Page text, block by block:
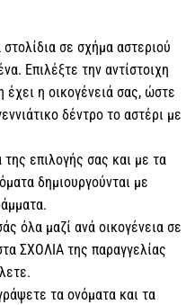
σε σχήμα αστεριού
Επιλέξτε την αντίστοιχη
η οικογένειά σας, ώστε
δέντρο το αστέρι με
επιλογής σας και με τα
δημιουργούνται με
όλα μαζί ανά οικογένεια σε
ΣΧΟΛΙΑ της παραγγελίας
τα ονόματα και τα